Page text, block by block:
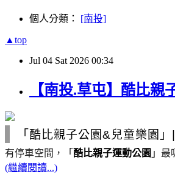
個人分類： [南投]
▲top
Jul 04 Sat 2026 00:34
【南投.草屯】酷比
「酷比親子公園&兒童樂園」
有停車空間，
「 酷比親子運動公園 」 最
(繼續閱讀...)